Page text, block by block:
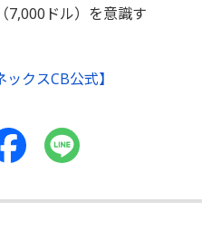
7,000ドル）を意識す
クスCB公式】